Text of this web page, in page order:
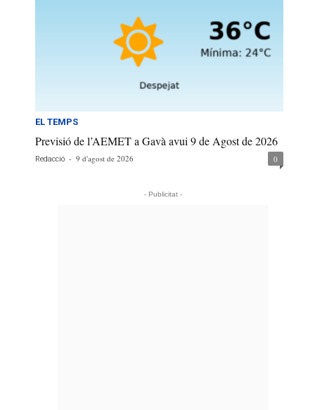
EL TEMPS
Previsió de l’AEMET a Gavà avui 9 de Agost de 2026
Redacció - 9 d'agost de 2026 0
- Publicitat -